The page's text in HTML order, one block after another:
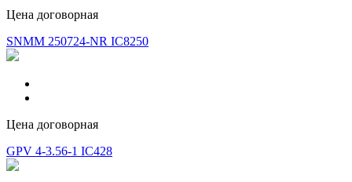
Цена договорная
SNMM 250724-NR IC8250
Цена договорная
GPV 4-3.56-1 IC428